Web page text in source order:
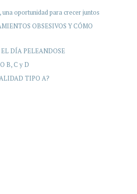
oportunidad para crecer juntos
OBSESIVOS Y CÓMO
EL DÍA PELEANDOSE
B, C y D
TIPO A?